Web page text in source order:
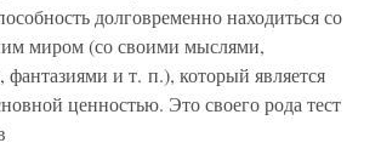
долговременно находиться со
миром (со своими мыслями,
и т. п.), который является
ценностью. Это своего рода тест